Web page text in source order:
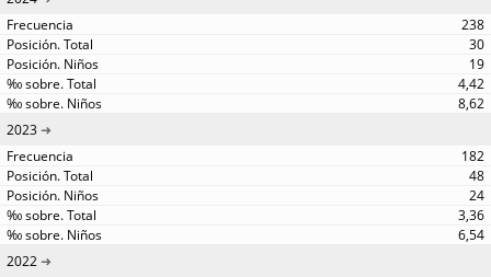
238
30
19
4,42
8,62
2023
182
48
24
3,36
6,54
2022